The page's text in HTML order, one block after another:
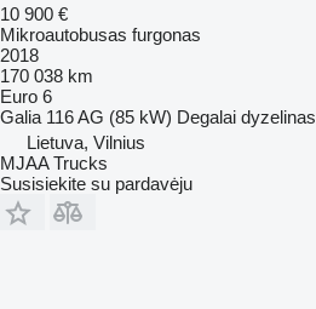
10 900 €
Mikroautobusas furgonas
2018
170 038 km
Euro 6
Galia 116 AG (85 kW) Degalai dyzelinas
Lietuva, Vilnius
MJAA Trucks
Susisiekite su pardavėju